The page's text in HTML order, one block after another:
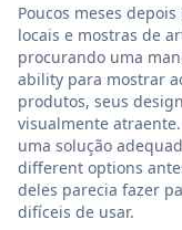
Poucos meses
locais e mostras de
procurando uma
ability para mostrar
produtos, seus
visualmente
uma solução
different options
deles parecia fazer
difíceis de usar.